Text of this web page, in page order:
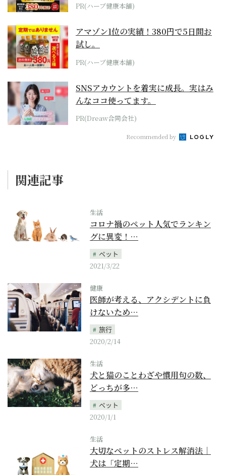
PR(ハーブ健康本舗)
アマゾン1位の実績！380円で5日間お
試し。
PR(ハーブ健康本舗)
SNSアカウントを着実に成長。実はみ
んなココ使ってます。
PR(Dreaw合同会社)
Recommended by
関連記事
生活
コロナ禍のペット人気でランキン
グに異変！…
ペット
2021/3/22
健康
医師が考える、アクシデントに負
けないため…
旅行
2020/2/14
生活
犬と猫のことわざや慣用句の数、
どっちが多…
ペット
2020/1/1
生活
大切なペットのストレス解消法｜
犬は「定期…